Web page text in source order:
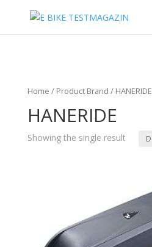
Home / Product Brand / HANERIDE
HANERIDE
Showing the single result